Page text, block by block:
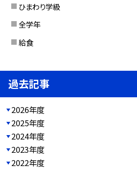
ひまわり学級
全学年
給食
過去記事
2026年度
2025年度
2024年度
2023年度
2022年度